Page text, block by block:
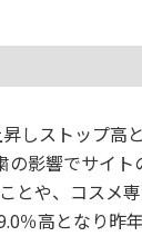
しストップ高
影響でサイ
とや、コスメ
％高となり昨